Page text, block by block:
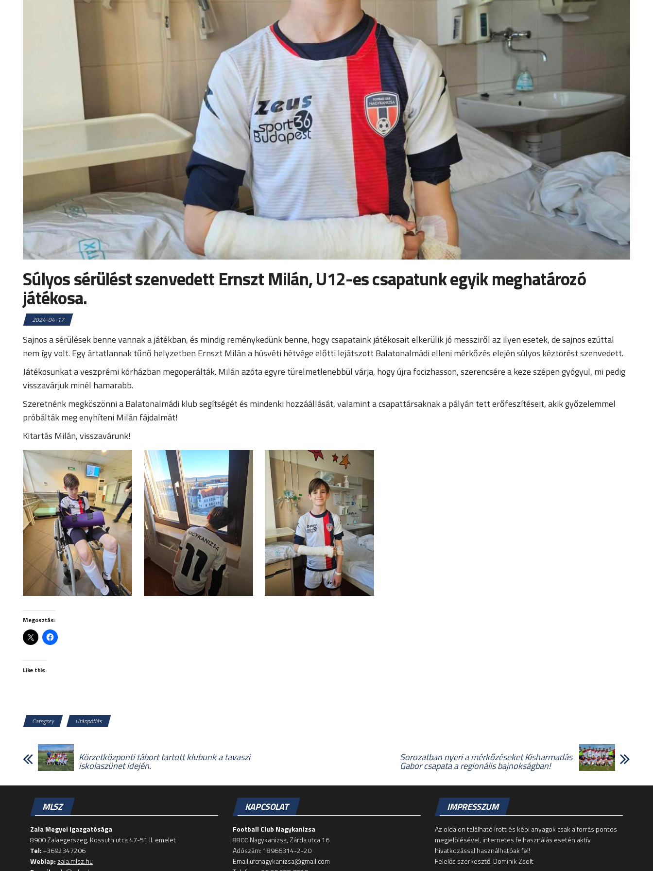
Súlyos sérülést szenvedett Ernszt Milán, U12-es csapatunk egyik meghatározó
játékosa.
2024-04-17
Sajnos a sérülések benne vannak a játékban, és mindig reménykedünk benne, hogy csapataink játékosait elkerülik jó messziről az ilyen esetek, de sajnos ezúttal
nem így volt. Egy ártatlannak tűnő helyzetben Ernszt Milán a húsvéti hétvége előtti lejátszott Balatonalmádi elleni mérkőzés elején súlyos kéztörést szenvedett.
Játékosunkat a veszprémi kórházban megoperálták. Milán azóta egyre türelmetlenebbül várja, hogy újra focizhasson, szerencsére a keze szépen gyógyul, mi pedig
visszavárjuk minél hamarabb.
Szeretnénk megköszönni a Balatonalmádi klub segítségét és mindenki hozzáállását, valamint a csapattársaknak a pályán tett erőfeszítéseit, akik győzelemmel
próbálták meg enyhíteni Milán fájdalmát!
Kitartás Milán, visszavárunk!
Megosztás:
Like this:
Category Utánpótlás
Körzetközponti tábort tartott klubunk a tavaszi
iskolaszünet idején.
Sorozatban nyeri a mérkőzéseket Kisharmadás
Gabor csapata a regionális bajnokságban!
MLSZ
Zala Megyei Igazgatósága
8900 Zalaegerszeg, Kossuth utca 47-51 II. emelet
Tel:+3692347206
Weblap: zala.mlsz.hu
KAPCSOLAT
Football Club Nagykanizsa
8800 Nagykanizsa, Zárda utca 16.
Adószám: 18966314-2-20
Email:ufcnagykanizsa@gmail.com
IMPRESSZUM
Az oldalon található írott és képi anyagok csak a forrás pontos
megjelölésével, internetes felhasználás esetén aktív
hivatkozással használhatóak fel!
Felelős szerkesztő: Dominik Zsolt